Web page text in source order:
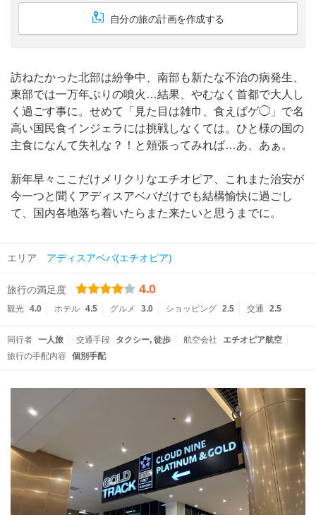
自分の旅の計画を作成する
訪ねたかった北部は紛争中、南部も新たな不治の病発生、
東部では一万年ぶりの噴火…結果、やむなく首都で大人し
く過ごす事に。せめて「見た目は雑巾、食えばゲ◯」で名
高い国民食インジェラには挑戦しなくては。ひと様の国の
主食になんて失礼な？！と頬張ってみれば…あ、あぁ。
新年早々ここだけメリクリなエチオピア、これまた治安が
今一つと聞くアディスアベバだけでも結構愉快に過ごし
て、国内各地落ち着いたらまた来たいと思うまでに。
エリア アディスアベバ(エチオピア)
旅行の満足度 4.0
観光 4.0 ホテル 4.5 グルメ 3.0 ショッピング 2.5 交通 2.5
同行者 一人旅 交通手段 タクシー 徒歩 航空会社
エチオピア航空
旅行の手配内容
個別手配